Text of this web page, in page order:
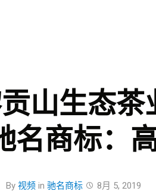
山生态茶
名商标：
By 视频in 驰名商标 8月 5, 2019